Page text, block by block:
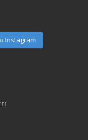
Instagram